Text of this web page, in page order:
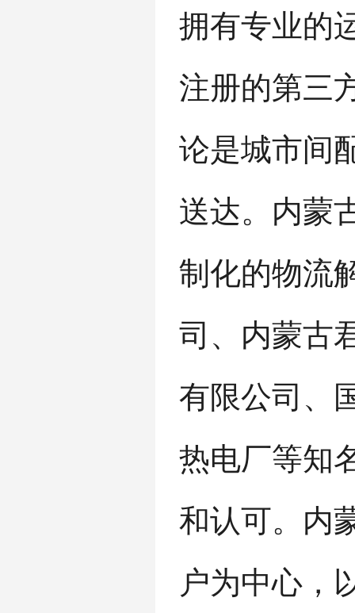
拥有专业的
注册的第三
论是城市间
送达。 内蒙
制化的物流
司、内蒙古
有限公司、
热电厂等知
和认可。 内
户为中心，